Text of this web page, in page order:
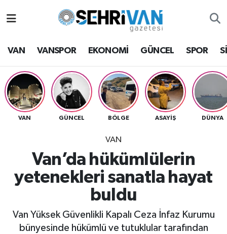
VAN VANSPOR EKONOMİ GÜNCEL SPOR
VAN GÜNCEL BÖLGE ASAYİŞ DÜNYA
VAN
Van’da hükümlülerin
yetenekleri sanatla hayat
buldu
Van Yüksek Güvenlikli Kapalı Ceza İnfaz Kurumu
bünyesinde hükümlü ve tutuklular tarafından
Van Hava Durumu
VAN Namaz Vakitleri
Van Trafik Yoğunluk Haritası
Süper Lig Puan Durumu ve Fikstür
Tüm Manşetler
Son Dakika Haberleri
Haber Arşivi